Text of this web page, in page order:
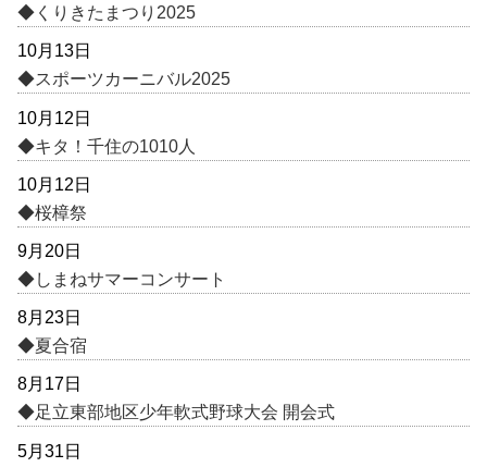
◆くりきたまつり2025
10月13日
◆スポーツカーニバル2025
10月12日
◆キタ！千住の1010人
10月12日
◆桜樟祭
9月20日
◆しまねサマーコンサート
8月23日
◆夏合宿
8月17日
◆足立東部地区少年軟式野球大会 開会式
5月31日